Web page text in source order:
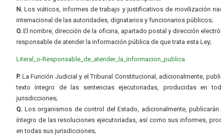
N. Los viáticos, informes de trabajo y justificativos de movilización
internacional de las autoridades, dignatarios y funcionarios públicos;
O. El nombre, dirección de la oficina, apartado postal y dirección
responsable de atender la información pública de que trata esta Ley;
Literal_o-Responsable_de_atender_la_informacion_publica
P. La Función Judicial y el Tribunal Constitucional, adicionalmente,
texto íntegro de las sentencias ejecutoriadas, producidas en
jurisdicciones;
Q. Los organismos de control del Estado, adicionalmente, publicarán
íntegro de las resoluciones ejecutoriadas, así como sus informes,
en todas sus jurisdicciones;